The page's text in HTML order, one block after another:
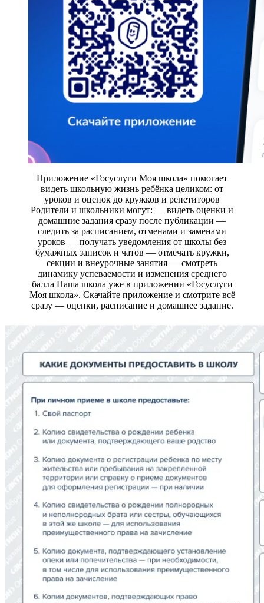
Приложение «Госуслуги Моя школа» помогает
видеть школьную жизнь ребёнка целиком: от
уроков и оценок до кружков и репетиторов
Родители и школьники могут: — видеть оценки и
домашние задания сразу после публикации —
следить за расписанием, отменами и заменами
уроков — получать уведомления от школы без
бумажных записок и чатов — отмечать кружки,
секции и внеурочные занятия — смотреть
динамику успеваемости и изменения среднего
балла Наша школа уже в приложении «Госуслуги
Моя школа». Скачайте приложение и смотрите всё
сразу — оценки, расписание и домашнее задание.